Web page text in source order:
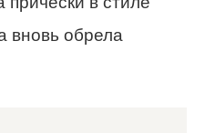
вновь обрела